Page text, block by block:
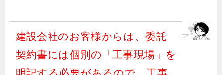
建設会社のお客様からは、委託
契約書には個別の「工事現場」を
明記する必要があるので、工事